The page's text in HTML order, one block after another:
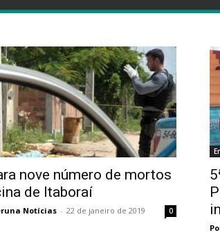
nove número de mortos
de Itaboraí
Notícias - 22 de janeiro de 2019 0